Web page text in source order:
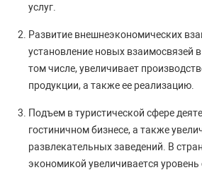
услуг.
Развитие внешнеэкономических
установление новых взаимосвязей в
том числе, увеличивает
продукции, а также ее реализацию.
Подъем в туристической сфере
гостиничном бизнесе, а также
развлекательных заведений. В
экономикой увеличивается уровень